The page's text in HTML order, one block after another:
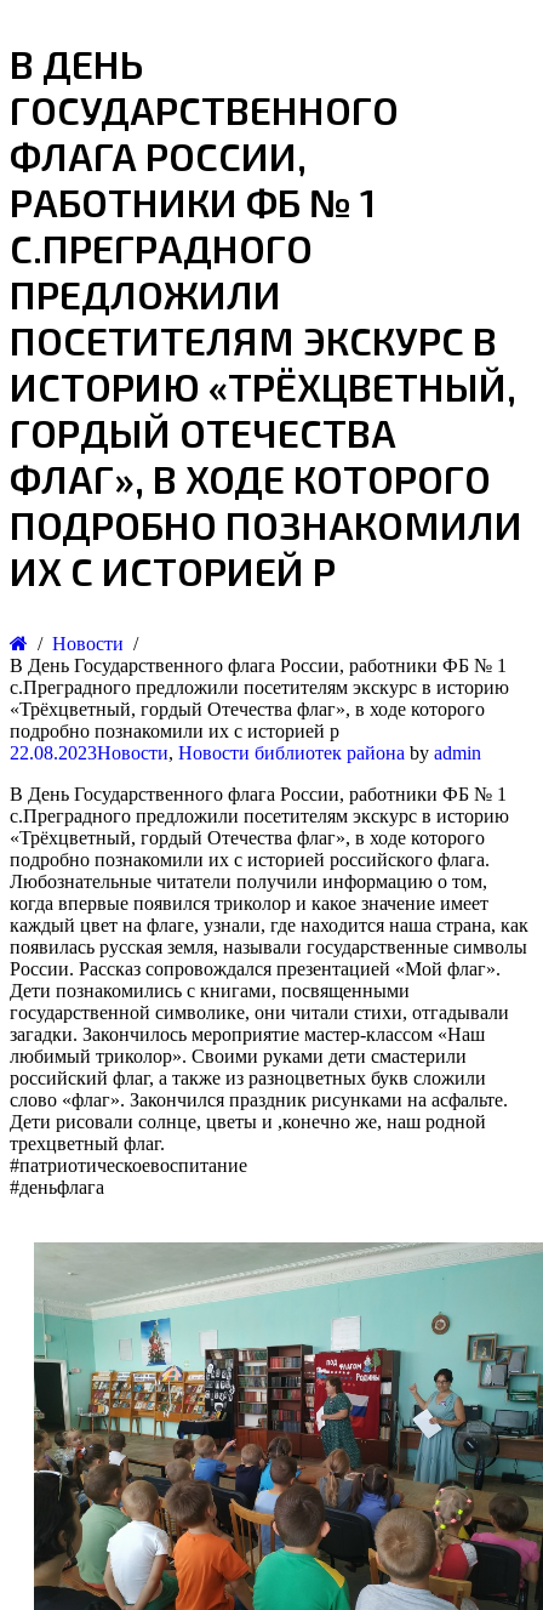
В ДЕНЬ
ГОСУДАРСТВЕННОГО
ФЛАГА РОССИИ,
РАБОТНИКИ ФБ № 1
С.ПРЕГРАДНОГО
ПРЕДЛОЖИЛИ
ПОСЕТИТЕЛЯМ ЭКСКУРС В
ИСТОРИЮ «ТРЁХЦВЕТНЫЙ,
ГОРДЫЙ ОТЕЧЕСТВА
ФЛАГ», В ХОДЕ КОТОРОГО
ПОДРОБНО ПОЗНАКОМИЛИ
ИХ С ИСТОРИЕЙ Р
Новости
В День Государственного флага России, работники ФБ № 1
с.Преградного предложили посетителям экскурс в историю
«Трёхцветный, гордый Отечества флаг», в ходе которого
подробно познакомили их с историей р
22.08.2023Новости, Новости библиотек района by admin
В День Государственного флага России, работники ФБ № 1
с.Преградного предложили посетителям экскурс в историю
«Трёхцветный, гордый Отечества флаг», в ходе которого
подробно познакомили их с историей российского флага.
Любознательные читатели получили информацию о том,
когда впервые появился триколор и какое значение имеет
каждый цвет на флаге, узнали, где находится наша страна, как
появилась русская земля, называли государственные символы
России. Рассказ сопровождался презентацией «Мой флаг».
Дети познакомились с книгами, посвященными
государственной символике, они читали стихи, отгадывали
загадки. Закончилось мероприятие мастер-классом «Наш
любимый триколор». Своими руками дети смастерили
российский флаг, а также из разноцветных букв сложили
слово «флаг». Закончился праздник рисунками на асфальте.
Дети рисовали солнце, цветы и ,конечно же, наш родной
трехцветный флаг.
#патриотическоевоспитание
#деньфлага